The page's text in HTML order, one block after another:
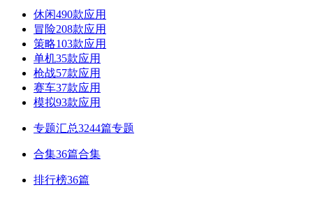
休闲490款应用
冒险208款应用
策略103款应用
单机35款应用
枪战57款应用
赛车37款应用
模拟93款应用
专题汇总3244篇专题
合集36篇合集
排行榜36篇